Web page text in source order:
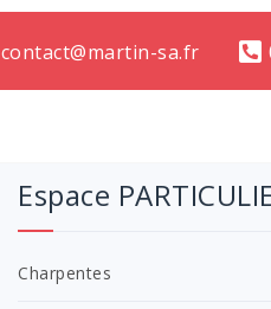
contact@martin-sa.fr
Espace
Charpentes